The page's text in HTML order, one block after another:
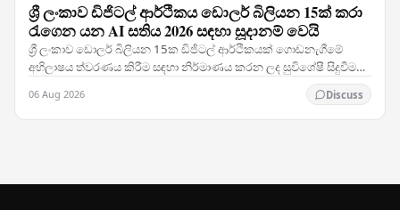
ශ්‍රී ලංකාව ඩිජිටල් ආර්ථිකය ඩොලර් බිලියන 15ක් කරා
රැගෙන යන AI සතිය 2026 සඳහා සූදානම් වෙයි
ශ්‍රී ලංකාව ඩොලර් බිලියන 15ක ඩිජිටල් ආර්ථිකයක් ගොඩනැගීමේ
අභිලාෂය ත්වරණය කිරීම සඳහා නිර්මාණය කරන ලද සුවිශේෂී සිදුවීමක්
06 Aug 2026 Discuss